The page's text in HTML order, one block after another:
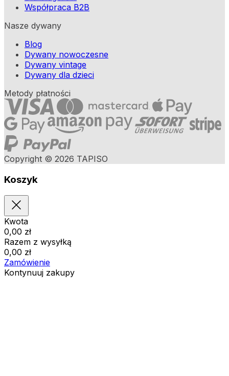
Współpraca B2B
Nasze dywany
Blog
Dywany nowoczesne
Dywany vintage
Dywany dla dzieci
Metody płatności
Copyright © 2026 TAPISO
Koszyk
Kwota
0,00 zł
Razem z wysyłką
0,00 zł
Zamówienie
Kontynuuj zakupy